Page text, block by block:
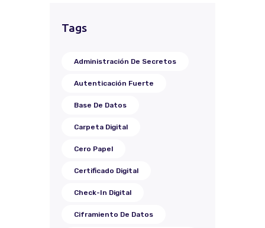
Tags
Administración De Secretos
Autenticación Fuerte
Base De Datos
Carpeta Digital
Cero Papel
Certificado Digital
Check-In Digital
Ciframiento De Datos